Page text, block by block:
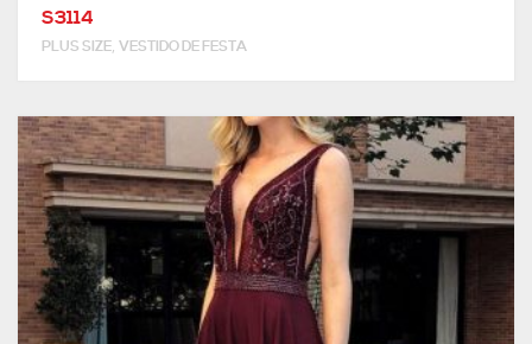
S3114
PLUS SIZE, VESTIDO DE FESTA